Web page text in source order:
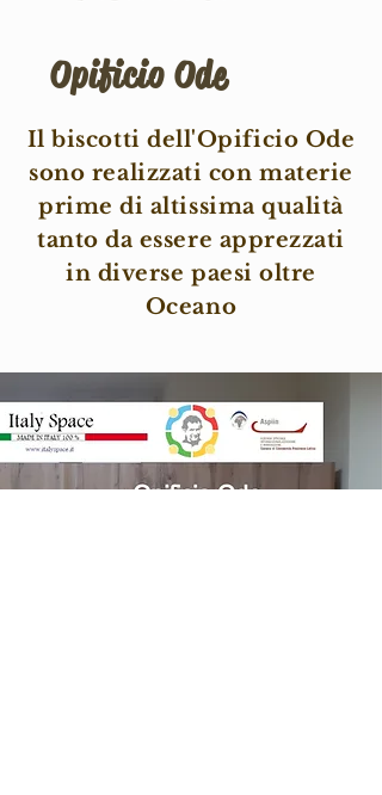
Opificio Ode
Il biscotti dell'Opificio Ode
sono realizzati con materie
prime di altissima qualità
tanto da essere apprezzati
in diverse paesi oltre
Oceano